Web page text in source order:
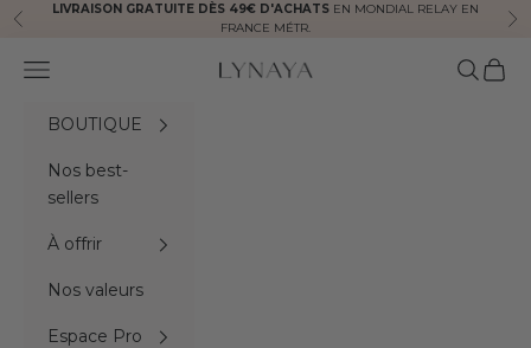
Passer au contenu
Précédent
LIVRAISON GRATUITE DÈS 49€ D'ACHATS EN MONDIAL RELAY EN
FRANCE MÉTR.
Lynaya naturals
Menu
BOUTIQUE
Nos best-
sellers
À offrir
Nos valeurs
Espace Pro